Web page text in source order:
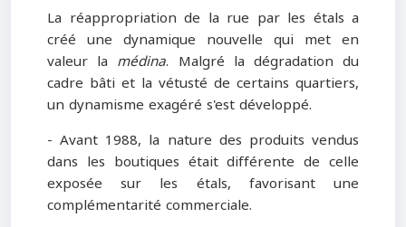
La réappropriation de la rue par les étals a
créé une dynamique nouvelle qui met en
valeur la médina. Malgré la dégradation du
cadre bâti et la vétusté de certains quartiers,
un dynamisme exagéré s'est développé.
- Avant 1988, la nature des produits vendus
dans les boutiques était différente de celle
exposée sur les étals, favorisant une
complémentarité commerciale.